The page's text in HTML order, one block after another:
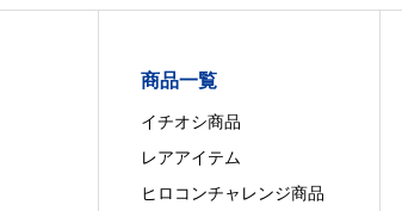
商品一覧
イチオシ商品
レアアイテム
ヒロコンチャレンジ商品